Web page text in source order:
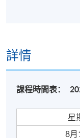
詳情
課程時間表：
星
8月